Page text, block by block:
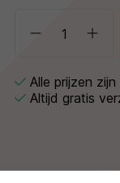
Alle prijzen
Altijd gratis